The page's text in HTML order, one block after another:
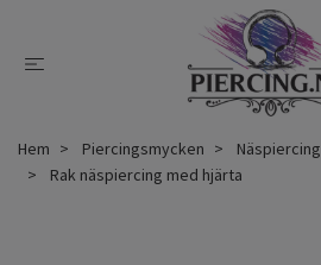
Hem Piercingsmycken
Näspiercing
Rak näspiercing med hjärta